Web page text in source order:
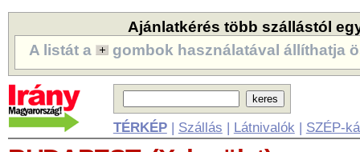
Ajánlatkérés több szállástól
A listát a
gombok használatával állíthatja
TÉRKÉP| Szállás | Látnivalók | SZÉP-